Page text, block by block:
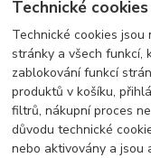
Technické cookies
Technické cookies
stránky a všech funkcí,
zablokování funkcí
produktů v košíku,
filtrů, nákupní proces
důvodu technické
nebo aktivovány a jsou